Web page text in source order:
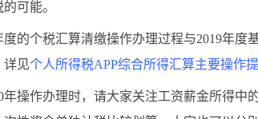
可能。
个税汇算清缴操作办理过程与2019年度
详见个人所得税APP综合所得汇算主要操作
作办理时，请大家关注工资薪金所得中的